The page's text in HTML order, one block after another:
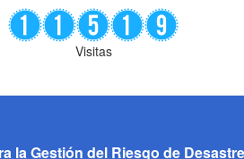
Visitas
la Gestión del Riesgo de